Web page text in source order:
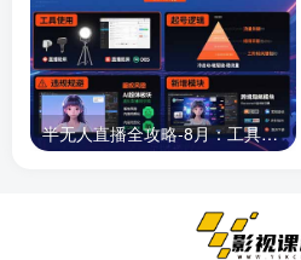
半无人直播全攻略-8月：工具使用+起号逻辑+违规规避,新增AI超体与跨境模块